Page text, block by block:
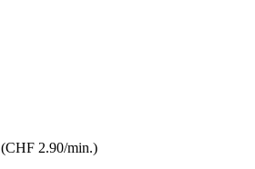
(CHF 2.90/min.)